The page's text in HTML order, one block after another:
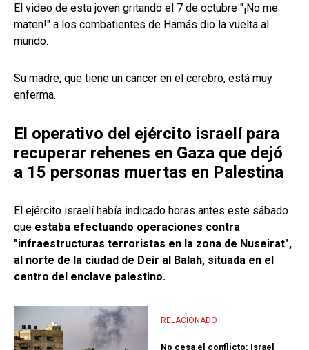
El video de esta joven gritando el 7 de octubre "¡No me
maten!" a los combatientes de Hamás dio la vuelta al
mundo.
Su madre, que tiene un cáncer en el cerebro, está muy
enferma.
El operativo del ejército israelí para
recuperar rehenes en Gaza que dejó
a 15 personas muertas en Palestina
El ejército israelí había indicado horas antes este sábado
que estaba efectuando operaciones contra
"infraestructuras terroristas en la zona de Nuseirat",
al norte de la ciudad de Deir al Balah, situada en el
centro del enclave palestino.
RELACIONADO
No cesa el conflicto: Israel